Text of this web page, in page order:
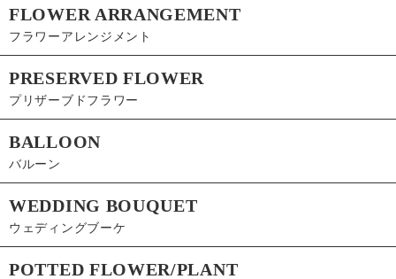
FLOWER ARRANGEMENT
フラワーアレンジメント
PRESERVED FLOWER
プリザーブドフラワー
BALLOON
バルーン
WEDDING BOUQUET
ウェディングブーケ
POTTED FLOWER/PLANT